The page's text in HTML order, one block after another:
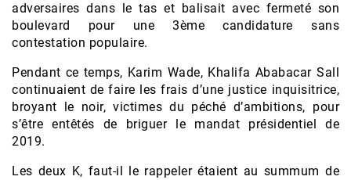
adversaires dans le tas et balisait avec fermeté son
boulevard pour une 3ème candidature sans
contestation populaire.
Pendant ce temps, Karim Wade, Khalifa Ababacar Sall
continuaient de faire les frais d’une justice inquisitrice,
broyant le noir, victimes du péché d’ambitions, pour
s’être entêtés de briguer le mandat présidentiel de
2019.
Les deux K, faut-il le rappeler étaient au summum de